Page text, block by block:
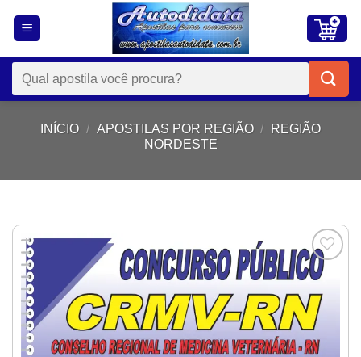
Pesquisar
por:
INÍCIO / APOSTILAS POR REGIÃO /
REGIÃO
NORDESTE
Add to
wishlist